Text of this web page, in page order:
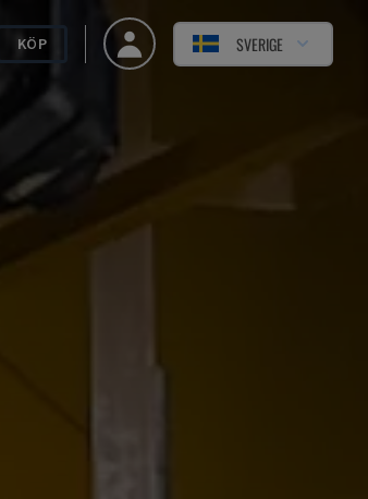
KÖP SVERIGE